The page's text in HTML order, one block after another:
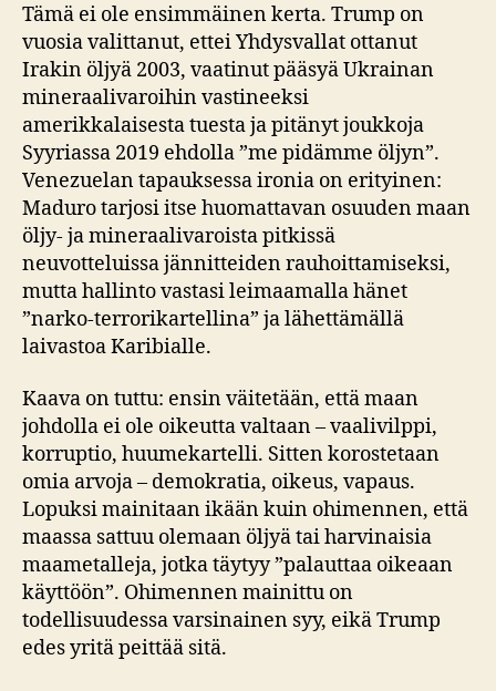
Tämä ei ole ensimmäinen kerta. Trump on
vuosia valittanut, ettei Yhdysvallat ottanut
Irakin öljyä 2003, vaatinut pääsyä Ukrainan
mineraalivaroihin vastineeksi
amerikkalaisesta tuesta ja pitänyt joukkoja
Syyriassa 2019 ehdolla ”me pidämme öljyn”.
Venezuelan tapauksessa ironia on erityinen:
Maduro tarjosi itse huomattavan osuuden maan
öljy- ja mineraalivaroista pitkissä
neuvotteluissa jännitteiden rauhoittamiseksi,
mutta hallinto vastasi leimaamalla hänet
”narko-terrorikartellina” ja lähettämällä
laivastoa Karibialle.
Kaava on tuttu: ensin väitetään, että maan
johdolla ei ole oikeutta valtaan – vaalivilppi,
korruptio, huumekartelli. Sitten korostetaan
omia arvoja – demokratia, oikeus, vapaus.
Lopuksi mainitaan ikään kuin ohimennen, että
maassa sattuu olemaan öljyä tai harvinaisia
maametalleja, jotka täytyy ”palauttaa oikeaan
käyttöön”. Ohimennen mainittu on
todellisuudessa varsinainen syy, eikä Trump
edes yritä peittää sitä.